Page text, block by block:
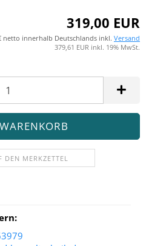
319,00 EUR
netto innerhalb Deutschlands inkl. Versand
379,61 EUR inkl. 19% MwSt.
DEN MERKZETTEL